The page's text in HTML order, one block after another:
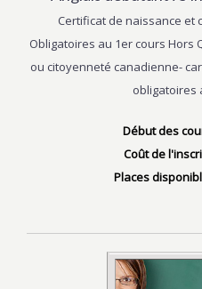
Certificat de naissance et
Obligatoires au 1er cours Hors
ou citoyenneté canadienne-
obligatoires
Début des
Coût de
Places